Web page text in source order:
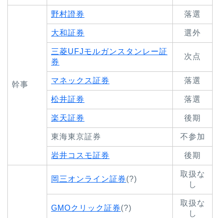
幹事
野村證券 落選
大和証券 選外
三菱UFJモルガンスタンレー証
券
次点
マネックス証券 落選
松井証券 落選
楽天証券 後期
東海東京証券 不参加
岩井コスモ証券 後期
岡三オンライン証券(?)
取扱な
し
GMOクリック証券(?)
取扱な
し